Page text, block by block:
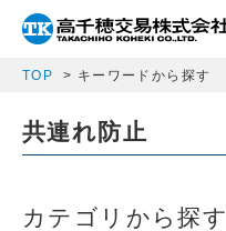
TOP キーワードから探す
共連れ防止
カテゴリから探す